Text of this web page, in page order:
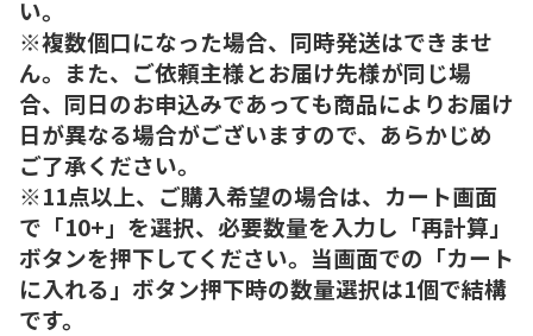
い。
※複数個口になった場合、同時発送はできませ
ん。また、ご依頼主様とお届け先様が同じ場
合、同日のお申込みであっても商品によりお届け
日が異なる場合がございますので、あらかじめ
ご了承ください。
※11点以上、ご購入希望の場合は、カート画面
で「10+」を選択、必要数量を入力し「再計算」
ボタンを押下してください。当画面での「カート
に入れる」ボタン押下時の数量選択は1個で結構
です。